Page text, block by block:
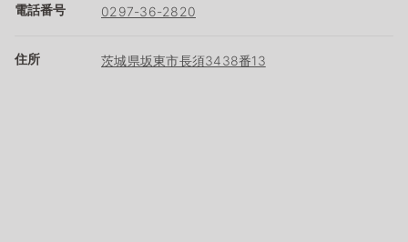
電話番号 0297-36-2820
住所 茨城県坂東市長須3438番13